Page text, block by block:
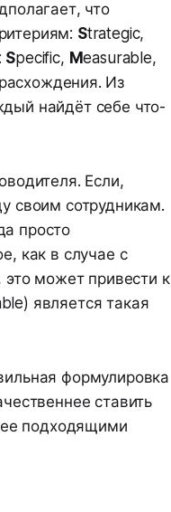
что
Strategic,
Specific, Measurable,
Из
найдёт себе что-
Если,
своим сотрудникам.
просто
как в случае с
это может привести к
является такая
формулировка
ставить
подходящими